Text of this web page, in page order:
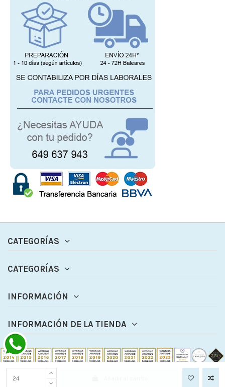
CATEGORÍAS
CATEGORÍAS
INFORMACIÓN
INFORMACIÓN DE LA TIENDA